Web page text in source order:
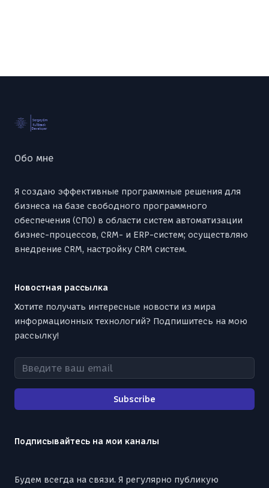
Обо мне
Я создаю эффективные программные решения для
бизнеса на базе свободного программного
обеспечения (СПО) в области систем автоматизации
бизнес-процессов, CRM- и ERP-систем; осуществляю
внедрение CRM, настройку CRM систем.
Новостная рассылка
Хотите получать интересные новости из мира
информационных технологий? Подпишитесь на мою
рассылку!
Введите ваш email
Subscribe
Подписывайтесь на мои каналы
Будем всегда на связи. Я регулярно публикую